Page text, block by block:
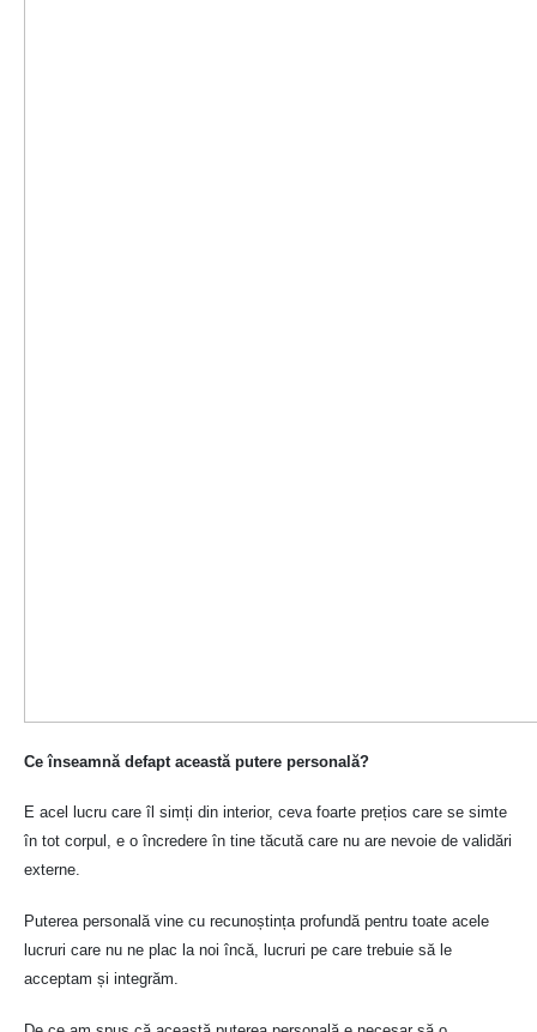
Ce înseamnă defapt această putere personală?
E acel lucru care îl simți din interior, ceva foarte prețios care se simte
în tot corpul, e o încredere în tine tăcută care nu are nevoie de validări
externe.
Puterea personală vine cu recunoștința profundă pentru toate acele
lucruri care nu ne plac la noi încă, lucruri pe care trebuie să le
acceptam și integrăm.